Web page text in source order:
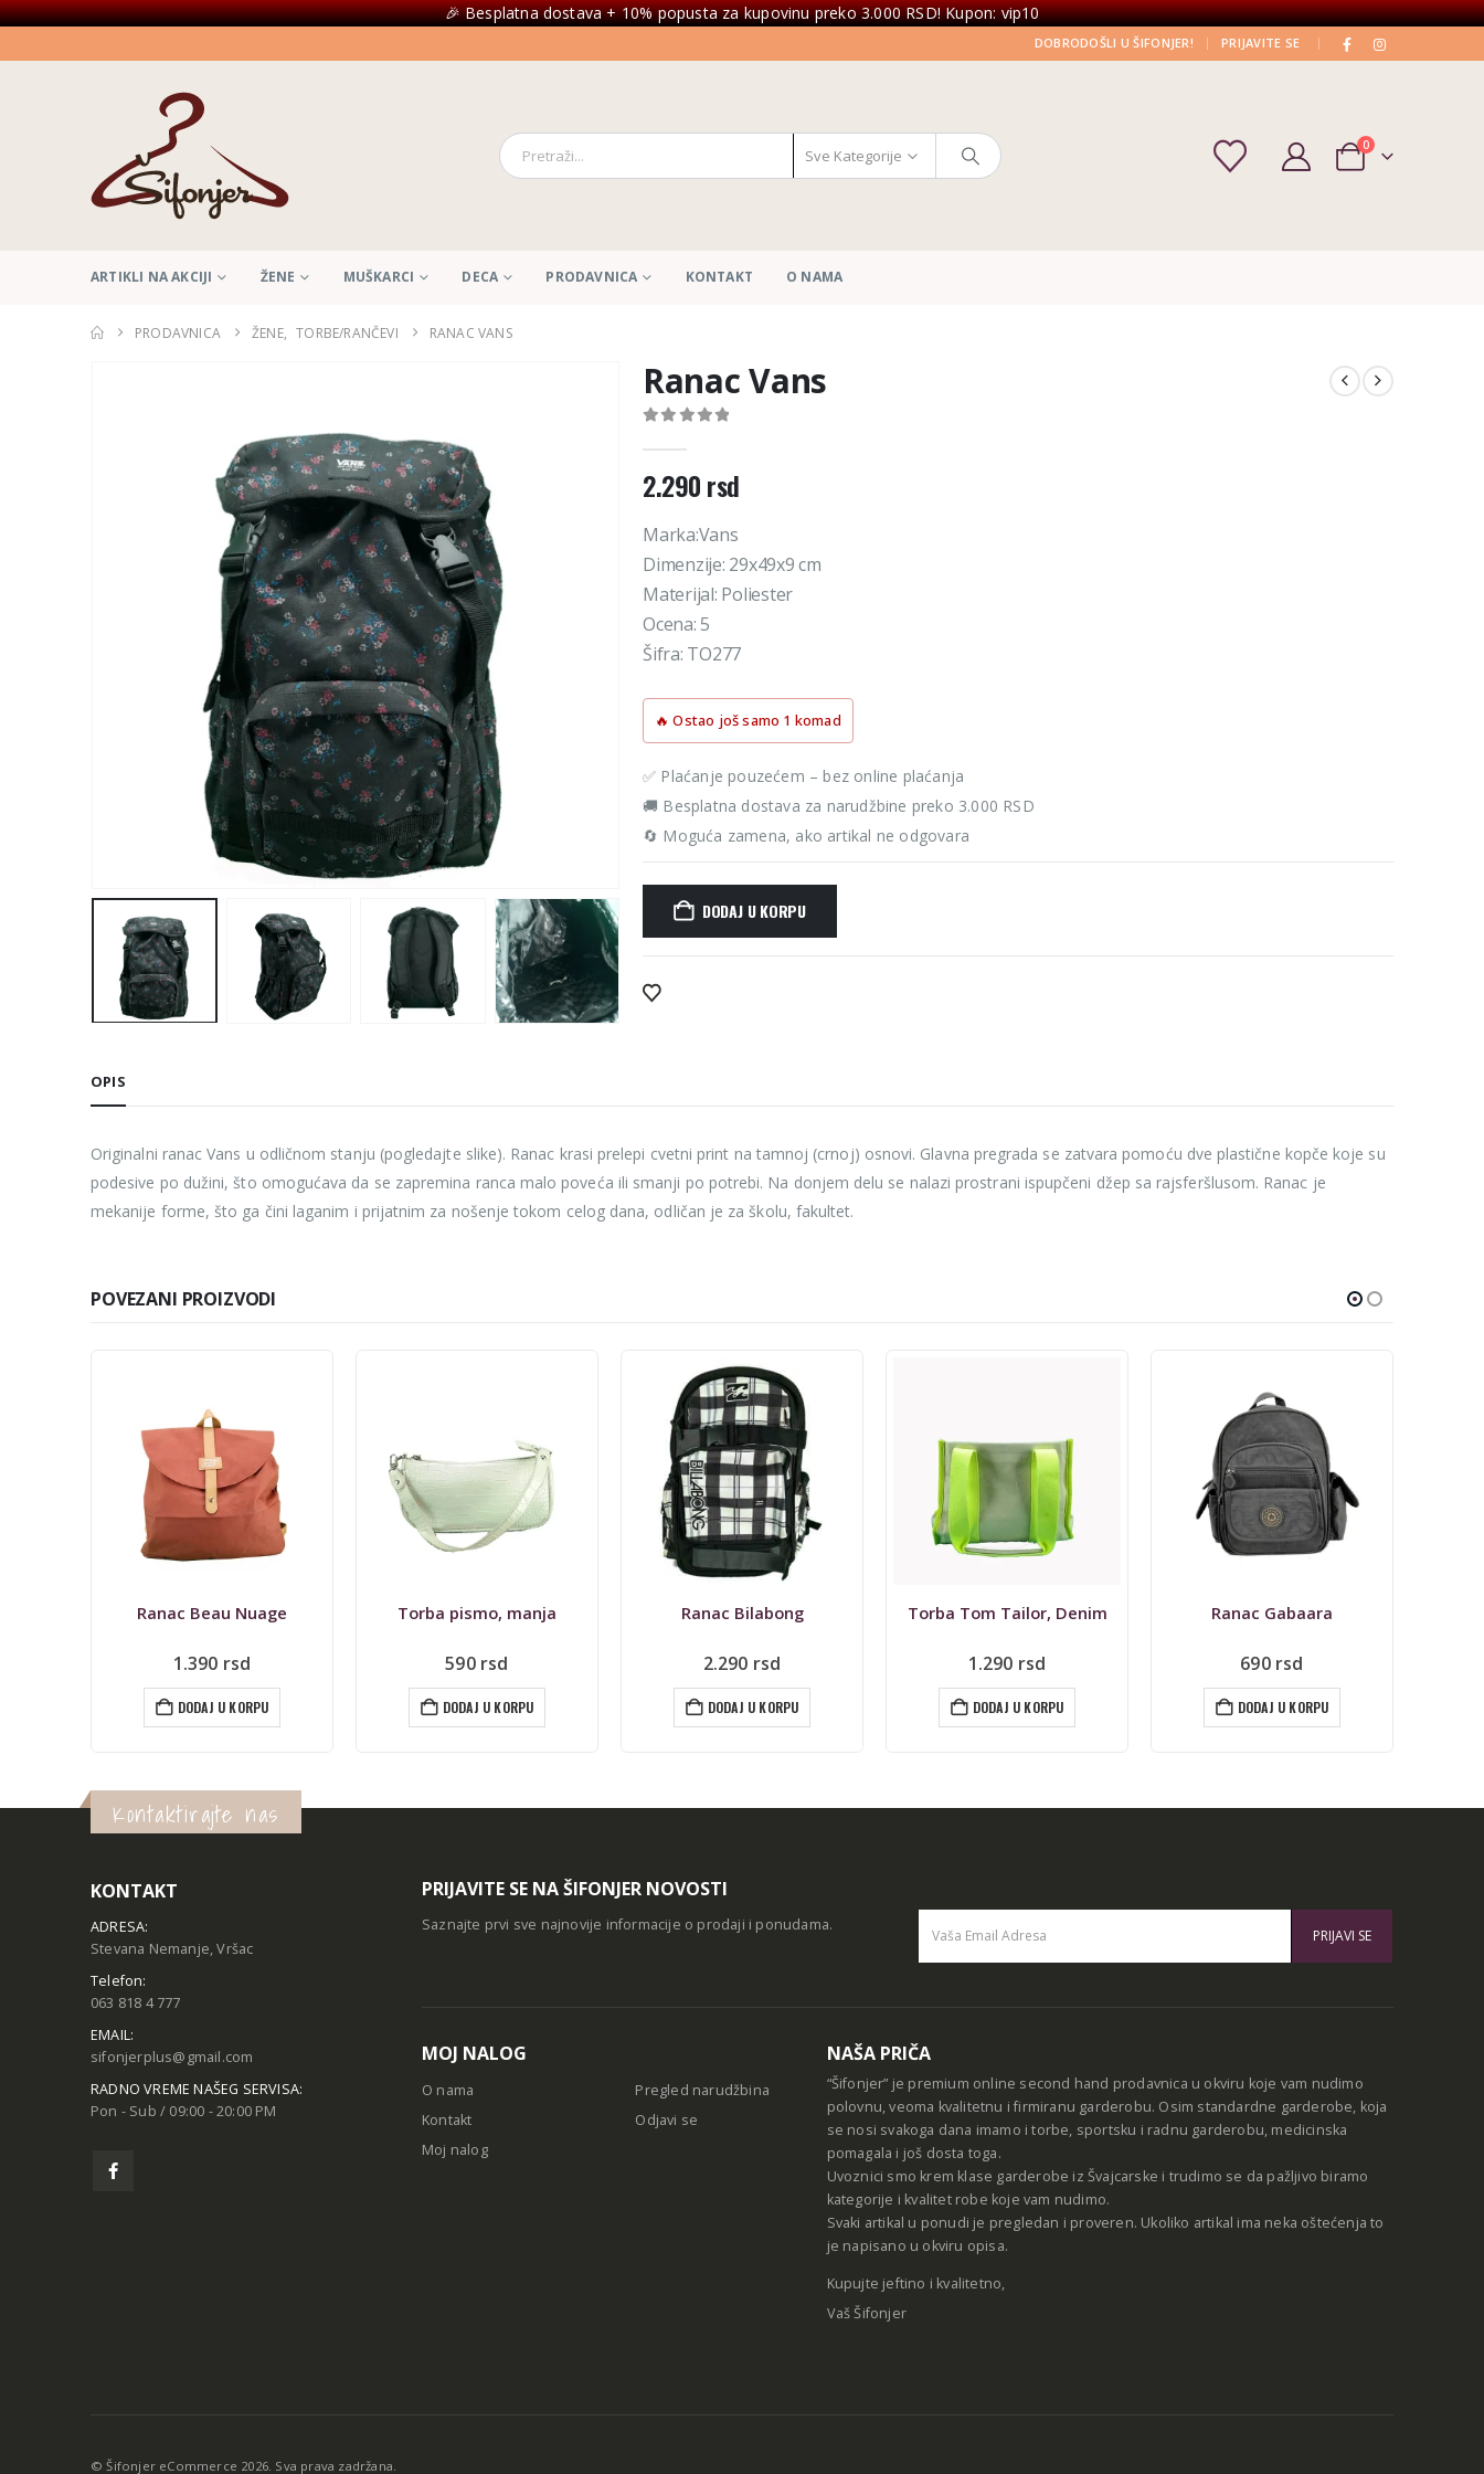
🎉 Besplatna dostava + 10% popusta za kupovinu preko 3.000 RSD! Kupon: vip10
DOBRODOŠLI U ŠIFONJER! | PRIJAVITE SE |
Sve Kategorije
0
ARTIKLI NA AKCIJI ŽENE MUŠKARCI DECA PRODAVNICA KONTAKT O NAMA
PRODAVNICA ŽENE, TORBE/RANČEVI RANAC VANS
Ranac Vans
2.290rsd
Marka:Vans
Dimenzije: 29x49x9 cm
Materijal: Poliester
Ocena: 5
Šifra: TO277
🔥 Ostao još samo 1 komad
✅ Plaćanje pouzećem – bez online plaćanja
🚚 Besplatna dostava za narudžbine preko 3.000 RSD
🔄 Moguća zamena, ako artikal ne odgovara
DODAJ U KORPU
Alternative:
OPIS
Originalni ranac Vans u odličnom stanju (pogledajte slike). Ranac krasi prelepi cvetni print na tamnoj (crnoj) osnovi. Glavna pregrada se zatvara pomoću dve plastične kopče koje su
podesive po dužini, što omogućava da se zapremina ranca malo poveća ili smanji po potrebi. Na donjem delu se nalazi prostrani ispupčeni džep sa rajsferšlusom. Ranac je
mekanije forme, što ga čini laganim i prijatnim za nošenje tokom celog dana, odličan je za školu, fakultet.
POVEZANI PROIZVODI
Torba pismo, manja
590rsd
DODAJ U KORPU
Ranac Bilabong
2.290rsd
DODAJ U KORPU
Torba Tom Tailor, Denim
1.290 rsd
DODAJ U KORPU
Ranac Gabaara
690rsd
DODAJ U KORPU
Ranac eko koža
690 rsd
DODAJ U KORPU
Kontaktirajte nas
KONTAKT
ADRESA:
Stevana Nemanje, Vršac
Telefon:
063 818 4 777
EMAIL:
sifonjerplus@gmail.com
RADNO VREME NAŠEG SERVISA:
Pon - Sub / 09:00 - 20:00 PM
PRIJAVITE SE NA ŠIFONJER NOVOSTI
Saznajte prvi sve najnovije informacije o prodaji i ponudama.
MOJ NALOG
O nama
Kontakt
Moj nalog
Pregled narudžbina
Odjavi se
NAŠA PRIČA
“Šifonjer” je premium online second hand prodavnica u okviru koje vam nudimo
polovnu, veoma kvalitetnu i firmiranu garderobu. Osim standardne garderobe, koja
se nosi svakoga dana imamo i torbe, sportsku i radnu garderobu, medicinska
pomagala i još dosta toga.
Uvoznici smo krem klase garderobe iz Švajcarske i trudimo se da pažljivo biramo
kategorije i kvalitet robe koje vam nudimo.
Svaki artikal u ponudi je pregledan i proveren. Ukoliko artikal ima neka oštećenja to
je napisano u okviru opisa.
Kupujte jeftino i kvalitetno,
Vaš Šifonjer
© Šifonjer eCommerce 2026. Sva prava zadržana.